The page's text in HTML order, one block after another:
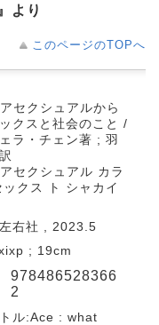
より
このページのTOPへ
セクシュアルから
クスと社会のこと /
ラ・チェン著 ; 羽
セクシュアル カラ
ックス ト シャカイ
右社 , 2023.5
; 19cm
978486528366
2
ル:Ace : what